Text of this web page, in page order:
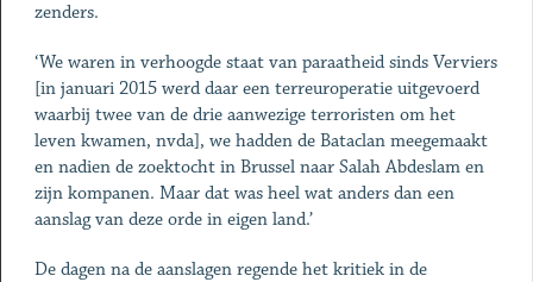
zenders.
‘We waren in verhoogde staat van paraatheid sinds Verviers
[in januari 2015 werd daar een terreuroperatie uitgevoerd
waarbij twee van de drie aanwezige terroristen om het
leven kwamen, nvda], we hadden de Bataclan meegemaakt
en nadien de zoektocht in Brussel naar Salah Abdeslam en
zijn kompanen. Maar dat was heel wat anders dan een
aanslag van deze orde in eigen land.’
De dagen na de aanslagen regende het kritiek in de